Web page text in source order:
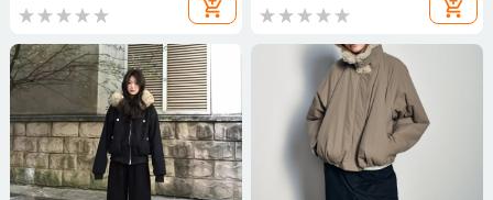
add_shopping_cart add_shopping_cart